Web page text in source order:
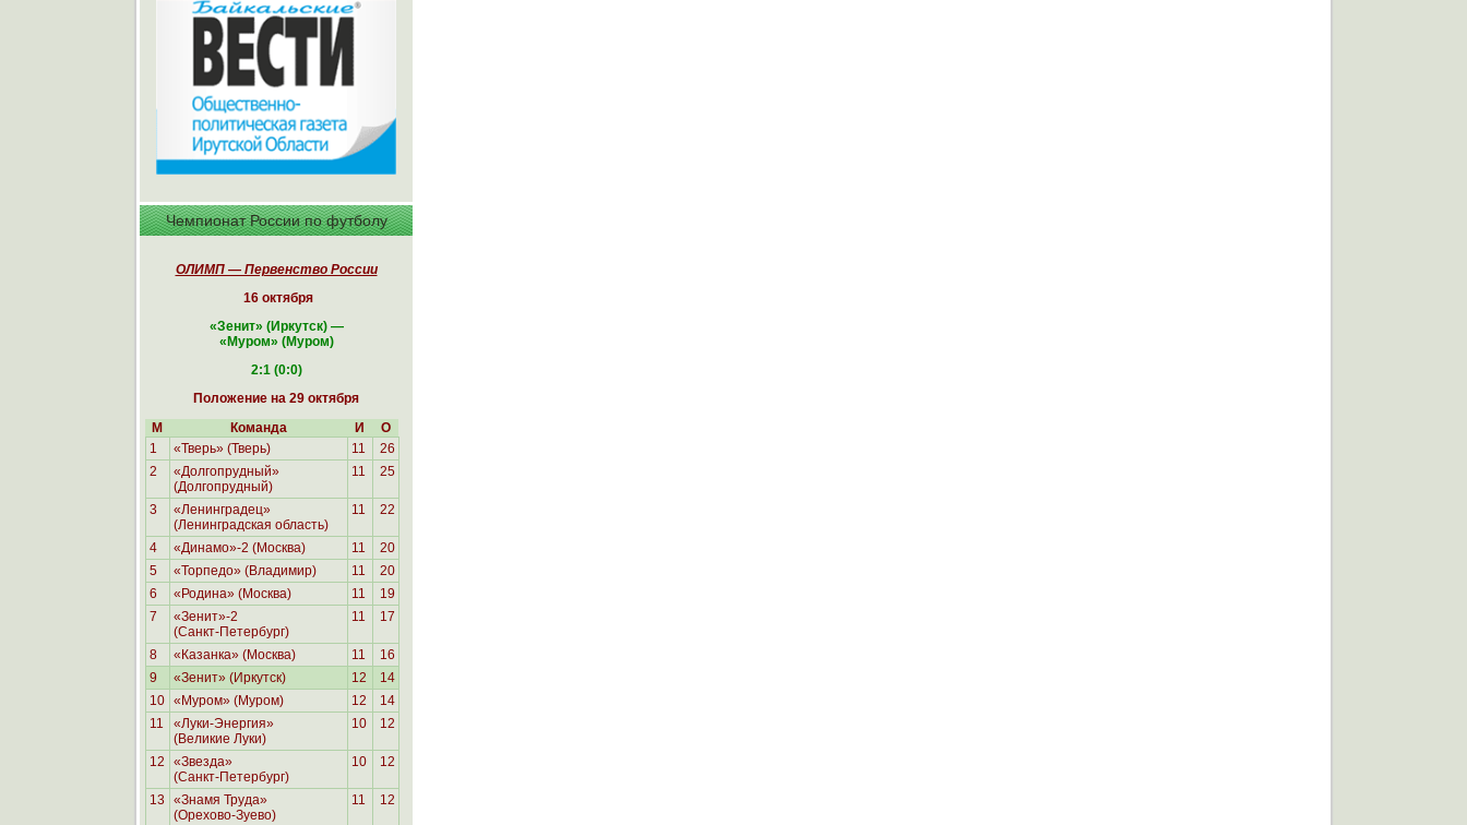
Чемпионат России по футболу
ОЛИМП — Первенство России
16 октября
«Зенит» (Иркутск) —
«Муром» (Муром)
2:1 (0:0)
Положение на 29 октября
М
Команда И
О
1
«Тверь» (Тверь) 11
26
2
«Долгопрудный»
(Долгопрудный)
11 25
3
«Ленинградец»
(Ленинградская область)
11 22
4 «Динамо»-2 (Москва) 11
20
5
«Торпедо» (Владимир) 11
20
6
«Родина» (Москва) 11
19
7
«Зенит»-2
(Санкт-Петербург)
11 17
8 «Казанка» (Москва) 11
16
9
«Зенит» (Иркутск) 12
14
10 «Муром» (Муром) 12
14
11
«Луки-Энергия»
(Великие Луки)
10 12
12
«Звезда»
(Санкт-Петербург)
10 12
13
«Знамя Труда»
(Орехово-Зуево)
11 12